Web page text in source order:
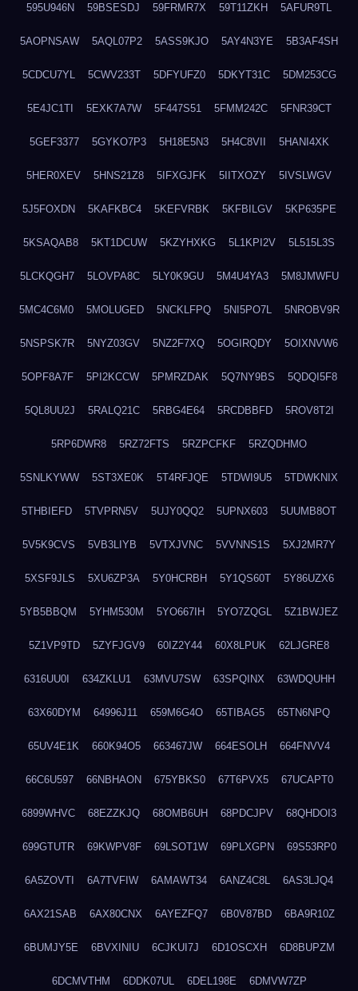
595U946N 59BSESDJ 59FRMR7X 59T11ZKH 5AFUR9TL
5AOPNSAW 5AQL07P2 5ASS9KJO 5AY4N3YE 5B3AF4SH
5CDCU7YL 5CWV233T 5DFYUFZ0 5DKYT31C 5DM253CG
5E4JC1TI 5EXK7A7W 5F447S51 5FMM242C 5FNR39CT
5GEF3377 5GYKO7P3 5H18E5N3 5H4C8VII 5HANI4XK
5HER0XEV 5HNS21Z8 5IFXGJFK 5IITXOZY 5IVSLWGV
5J5FOXDN 5KAFKBC4 5KEFVRBK 5KFBILGV 5KP635PE
5KSAQAB8 5KT1DCUW 5KZYHXKG 5L1KPI2V 5L515L3S
5LCKQGH7 5LOVPA8C 5LY0K9GU 5M4U4YA3 5M8JMWFU
5MC4C6M0 5MOLUGED 5NCKLFPQ 5NI5PO7L 5NROBV9R
5NSPSK7R 5NYZ03GV 5NZ2F7XQ 5OGIRQDY 5OIXNVW6
5OPF8A7F 5PI2KCCW 5PMRZDAK 5Q7NY9BS 5QDQI5F8
5QL8UU2J 5RALQ21C 5RBG4E64 5RCDBBFD 5ROV8T2I
5RP6DWR8 5RZ72FTS 5RZPCFKF 5RZQDHMO
5SNLKYWW 5ST3XE0K 5T4RFJQE 5TDWI9U5 5TDWKNIX
5THBIEFD 5TVPRN5V 5UJY0QQ2 5UPNX603 5UUMB8OT
5V5K9CVS 5VB3LIYB 5VTXJVNC 5VVNNS1S 5XJ2MR7Y
5XSF9JLS 5XU6ZP3A 5Y0HCRBH 5Y1QS60T 5Y86UZX6
5YB5BBQM 5YHM530M 5YO667IH 5YO7ZQGL 5Z1BWJEZ
5Z1VP9TD 5ZYFJGV9 60IZ2Y44 60X8LPUK 62LJGRE8
6316UU0I 634ZKLU1 63MVU7SW 63SPQINX 63WDQUHH
63X60DYM 64996J11 659M6G4O 65TIBAG5 65TN6NPQ
65UV4E1K 660K94O5 663467JW 664ESOLH 664FNVV4
66C6U597 66NBHAON 675YBKS0 67T6PVX5 67UCAPT0
6899WHVC 68EZZKJQ 68OMB6UH 68PDCJPV 68QHDOI3
699GTUTR 69KWPV8F 69LSOT1W 69PLXGPN 69S53RP0
6A5ZOVTI 6A7TVFIW 6AMAWT34 6ANZ4C8L 6AS3LJQ4
6AX21SAB 6AX80CNX 6AYEZFQ7 6B0V87BD 6BA9R10Z
6BUMJY5E 6BVXINIU 6CJKUI7J 6D1OSCXH 6D8BUPZM
6DCMVTHM 6DDK07UL 6DEL198E 6DMVW7ZP